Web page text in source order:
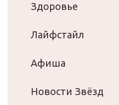
Здоровье
Лайфстайл
Афиша
Новости Звёзд